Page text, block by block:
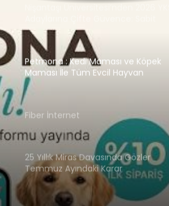
Ücret ve Kesintisiz Burs
Petmona : Kedi Maması ve Köpek
Maması İle Tüm Evcil Hayvan
Ürünleri
Fiber İnternet
25 Yıllık Miras Davasında Gözler
Temmuz Ayındaki Karar
Duruşmasına Çevrildi